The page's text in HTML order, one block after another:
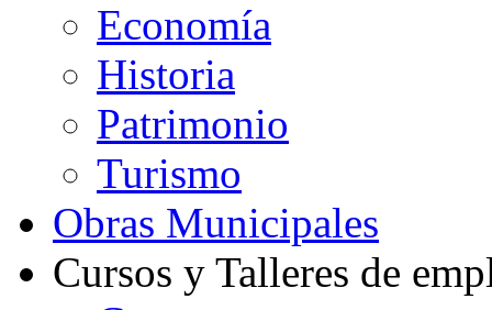
Economía
Historia
Patrimonio
Turismo
Obras Municipales
Cursos y Talleres de